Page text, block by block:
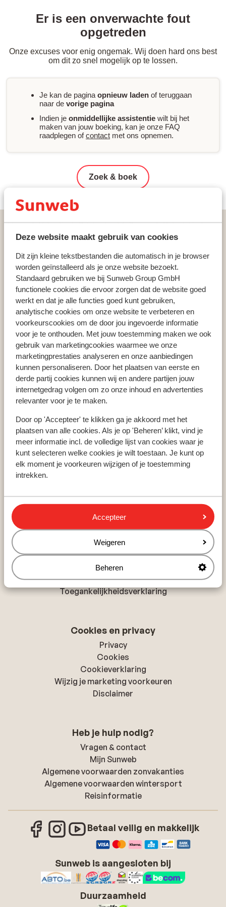
Deze website maakt gebruik van cookies
Dit zijn kleine tekstbestanden die automatisch in je browser
worden geïnstalleerd als je onze website bezoekt.
Standaard gebruiken we bij Sunweb Group GmbH
functionele cookies die ervoor zorgen dat de website goed
werkt en dat je alle functies goed kunt gebruiken,
analytische cookies om onze website te verbeteren en
voorkeurscookies om de door jou ingevoerde informatie
voor je te onthouden. Met jouw toestemming maken we ook
gebruik van marketingcookies waarmee we onze
marketingprestaties analyseren en onze aanbiedingen
kunnen personaliseren. Door het plaatsen van eerste en
derde partij cookies kunnen wij en andere partijen jouw
internetgedrag volgen om zo onze inhoud en advertenties
relevanter voor je te maken.
Door op 'Accepteer' te klikken ga je akkoord met het
plaatsen van alle cookies. Als je op 'Beheren’ klikt, vind je
meer informatie incl. de volledige lijst van cookies waar je
kunt selecteren welke cookies je wilt toestaan. Je kunt op
elk moment je voorkeuren wijzigen of je toestemming
intrekken.
Accepteer
Weigeren
Beheren
Er is een onverwachte fout
opgetreden
Onze excuses voor enig ongemak. Wij doen hard ons best
om dit zo snel mogelijk op te lossen.
Je kan de pagina opnieuw laden of teruggaan
naar de vorige pagina
Indien je onmiddellijke assistentie wilt bij het
maken van jouw boeking, kan je onze FAQ
raadplegen ofcontact met ons opnemen.
Zoek & boek
Home Vakantie Griekenland Samos
Votsalakia
Appartementen Sirena Residence & Spa
Populaire landen
Spanje
Griekenland
Egypte
Populaire regio's
Kreta
Gran Canaria
Populaire bestemmingen
Marsa Alam
Over Sunweb
Over Sunweb
Verantwoord op vakantie
Vacatures
Pers & media
Toegankelijkheidsverklaring
Cookies en privacy
Privacy
Cookies
Cookieverklaring
Wijzig je marketing voorkeuren
Disclaimer
Heb je hulp nodig?
Vragen & contact
Mijn Sunweb
Algemene voorwaarden zonvakanties
Algemene voorwaarden wintersport
Reisinformatie
Betaal veilig en makkelijk
Sunweb is aangesloten bij
Duurzaamheid